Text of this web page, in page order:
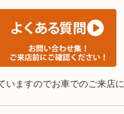
いますのでお車でのご来店